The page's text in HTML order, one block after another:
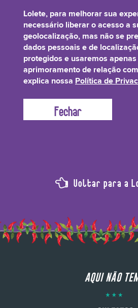
Parfum/Fragrance,
d-
São ingredientes naturais, provenientes de
Voltar para a
AQUI NÃO
Lolete, para melhorar sua
necessário liberar o acesso a
geolocalização, mas não se
dados pessoais e de
protegidos e usaremos apenas
aprimoramento de relação
explica nossa Política de